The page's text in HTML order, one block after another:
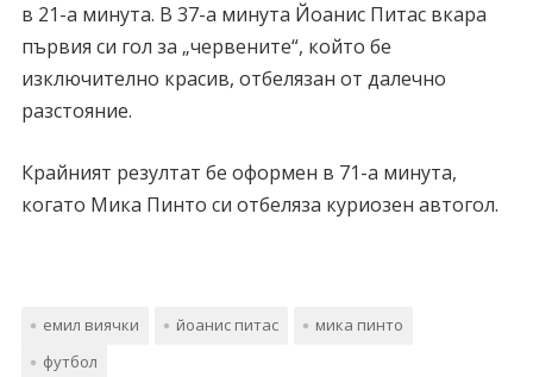
в 21-а минута. В 37-а минута Йоанис Питас вкара
първия си гол за „червените“, който бе
изключително красив, отбелязан от далечно
разстояние.
Крайният резултат бе оформен в 71-а минута,
когато Мика Пинто си отбеляза куриозен автогол.
емил виячки йоанис питас
мика пинто
футбол